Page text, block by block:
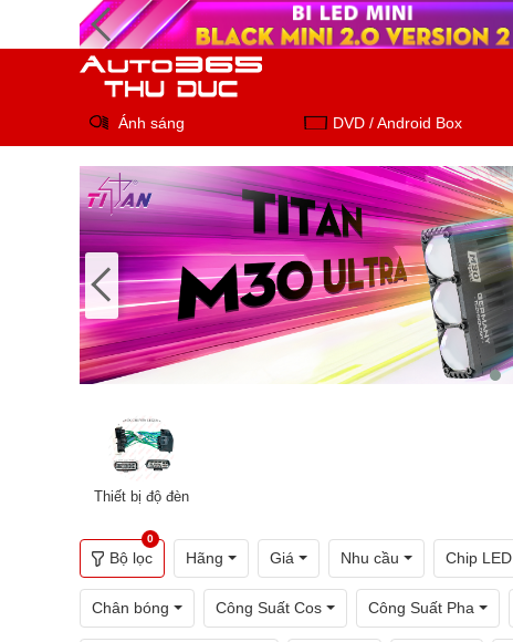
Ánh sáng DVD / Android Box
Thiết bị độ đèn
Bộ lọc
0
Hãng Giá Nhu cầu Chip LED
Chân bóng Công Suất Cos Công Suất Pha